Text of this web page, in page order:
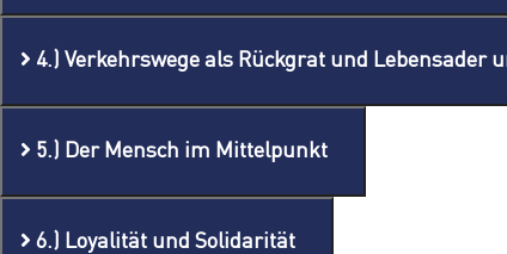
4.) Verkehrswege als Rückgrat und Lebensader
5.) Der Mensch im Mittelpunkt
6.) Loyalität und Solidarität